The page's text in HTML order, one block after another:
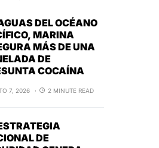
DEL OCÉANO
MARINA
MÁS DE UNA
DE
COCAÍNA
7, 2026 2 MINUTE READ
DE